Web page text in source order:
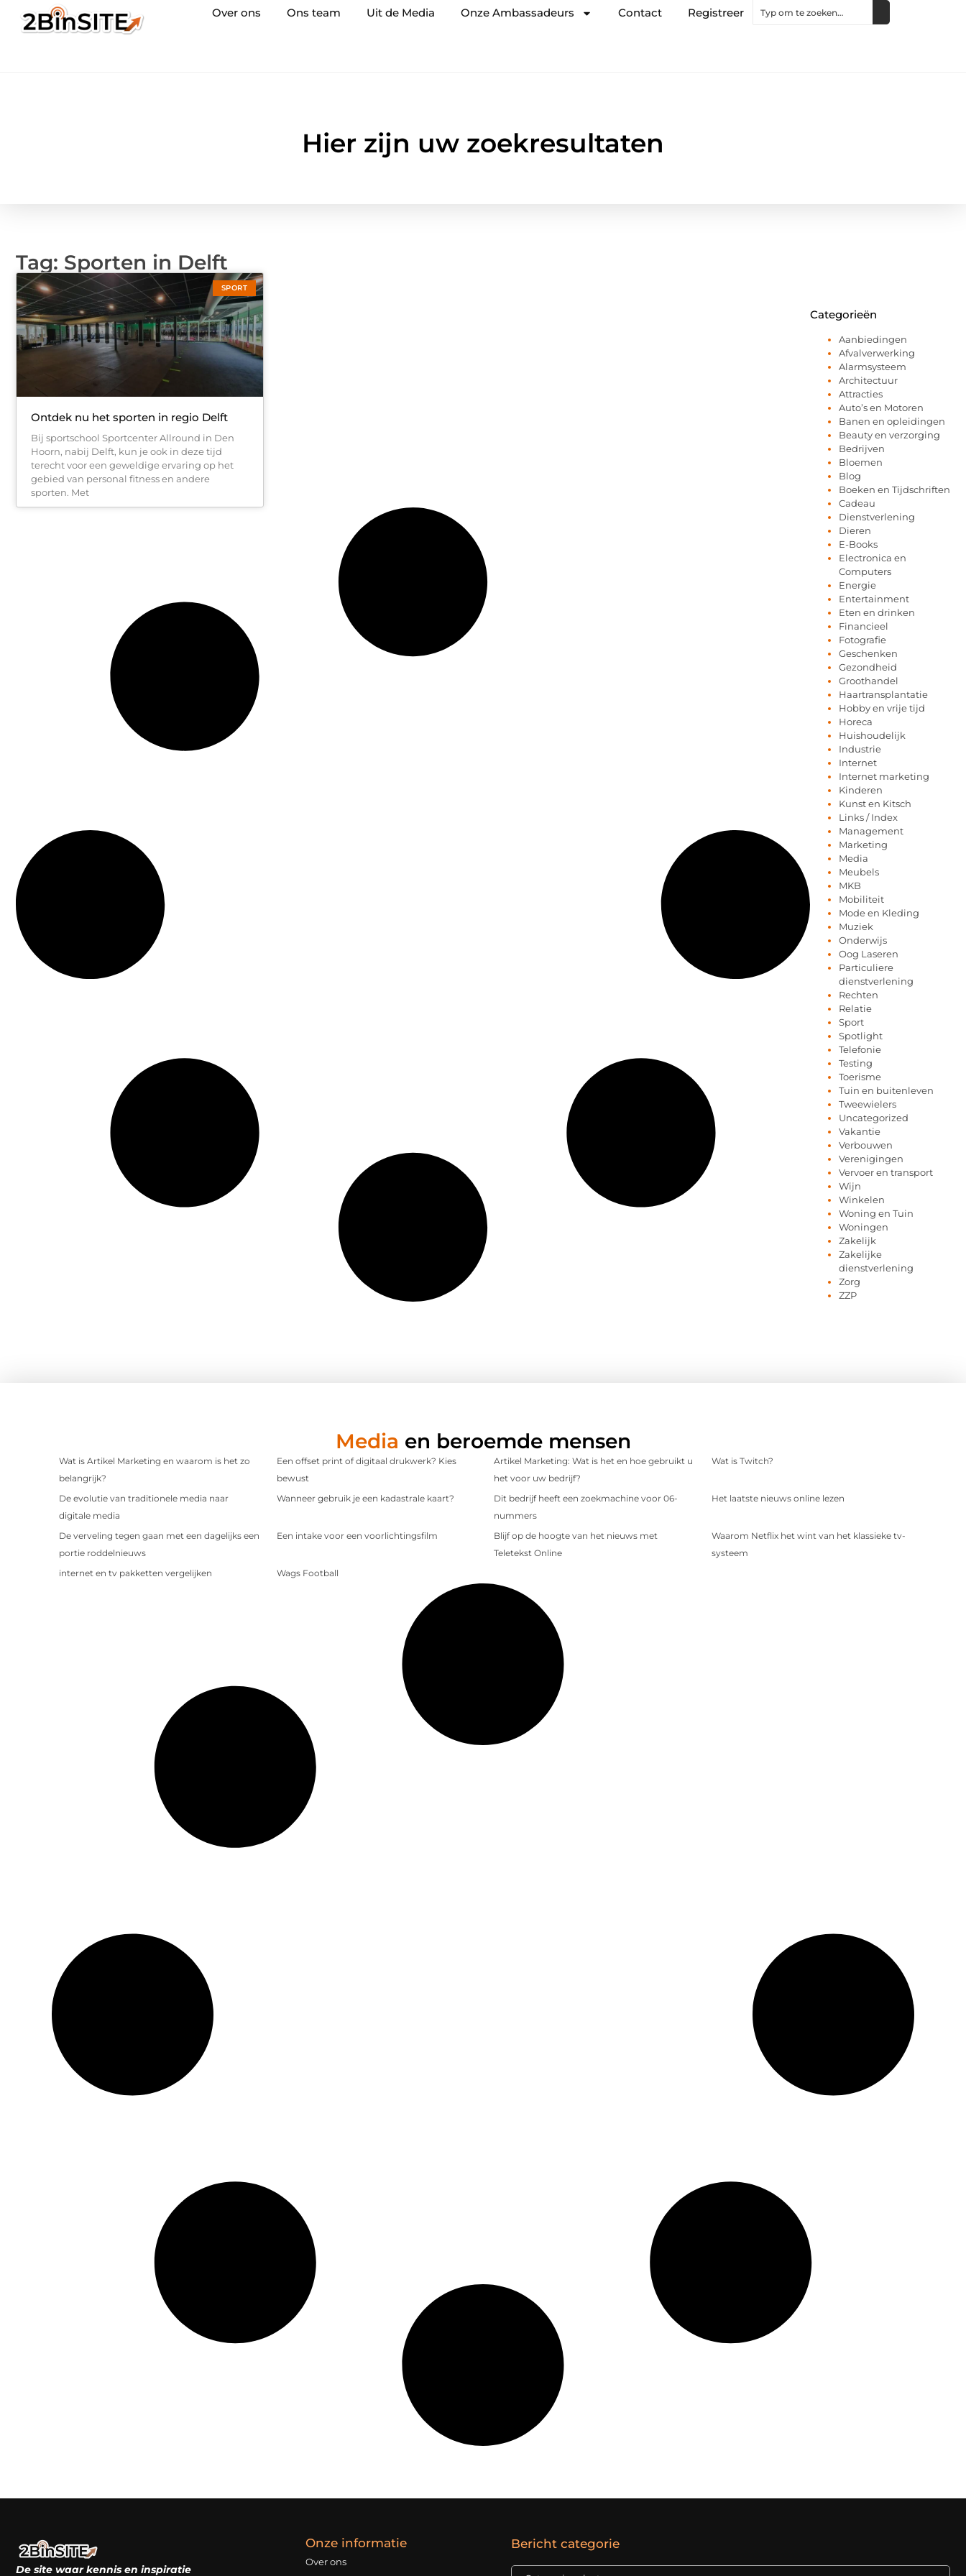
Over ons Ons team Uit de Media Onze Ambassadeurs Contact Registreer
Hier zijn uw zoekresultaten
Tag: Sporten in Delft
SPORT
Ontdek nu het sporten in regio Delft
Bij sportschool Sportcenter Allround in Den
Hoorn, nabij Delft, kun je ook in deze tijd
terecht voor een geweldige ervaring op het
gebied van personal fitness en andere
sporten. Met
Categorieën
Aanbiedingen
Afvalverwerking
Alarmsysteem
Architectuur
Attracties
Auto’s en Motoren
Banen en opleidingen
Beauty en verzorging
Bedrijven
Bloemen
Blog
Boeken en Tijdschriften
Cadeau
Dienstverlening
Dieren
E-Books
Electronica en
Computers
Energie
Entertainment
Eten en drinken
Financieel
Fotografie
Geschenken
Gezondheid
Groothandel
Haartransplantatie
Hobby en vrije tijd
Horeca
Huishoudelijk
Industrie
Internet
Internet marketing
Kinderen
Kunst en Kitsch
Links / Index
Management
Marketing
Media
Meubels
MKB
Mobiliteit
Mode en Kleding
Muziek
Onderwijs
Oog Laseren
Particuliere
dienstverlening
Rechten
Relatie
Sport
Spotlight
Telefonie
Testing
Toerisme
Tuin en buitenleven
Tweewielers
Uncategorized
Vakantie
Verbouwen
Verenigingen
Vervoer en transport
Wijn
Winkelen
Woning en Tuin
Woningen
Zakelijk
Zakelijke
dienstverlening
Zorg
ZZP
Media en beroemde mensen
Wat is Artikel Marketing en waarom is het zo
belangrijk?
Een offset print of digitaal drukwerk? Kies
bewust
Artikel Marketing: Wat is het en hoe gebruikt u
het voor uw bedrijf?
Wat is Twitch?
De evolutie van traditionele media naar
digitale media
Wanneer gebruik je een kadastrale kaart?
Dit bedrijf heeft een zoekmachine voor 06-
nummers
Het laatste nieuws online lezen
De verveling tegen gaan met een dagelijks een
portie roddelnieuws
Een intake voor een voorlichtingsfilm
Blijf op de hoogte van het nieuws met
Teletekst Online
Waarom Netflix het wint van het klassieke tv-
systeem
internet en tv pakketten vergelijken
Wags Football
De site waar kennis en inspiratie
Onze informatie
Over ons
Bericht categorie